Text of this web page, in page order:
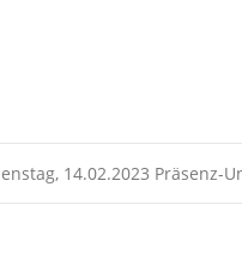
14.02.2023 Präsenz-